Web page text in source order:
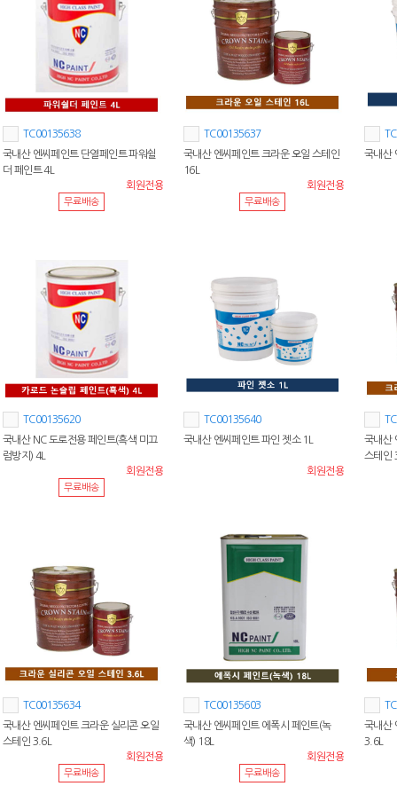
TC00135638
국내산 엔씨페인트 단열페인트 파워쉴
더 페인트 4L
회원전용
무료배송
TC00135637
국내산 엔씨페인트 크라운 오일 스테인
16L
회원전용
무료배송
국내산
TC00135620
국내산 NC 도로전용 페인트(흑색 미끄
럼방지) 4L
회원전용
무료배송
TC00135640
국내산 엔씨페인트 파인 젯소 1L
회원전용
국내산
스테인
TC00135634
국내산 엔씨페인트 크라운 실리콘 오일
스테인 3.6L
회원전용
무료배송
TC00135603
국내산 엔씨페인트 에폭시 페인트(녹
색) 18L
회원전용
무료배송
국내산
3.6L